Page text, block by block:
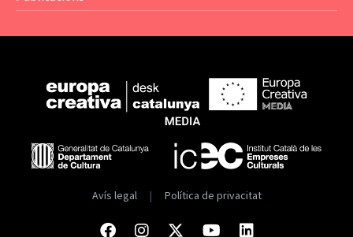
Avís legal | Política de privacitat
FacebookInstagram
TwitterYoutube